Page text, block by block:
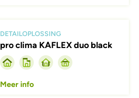
DETAILOPLOSSING
pro clima KAFLEX duo black
Meer info